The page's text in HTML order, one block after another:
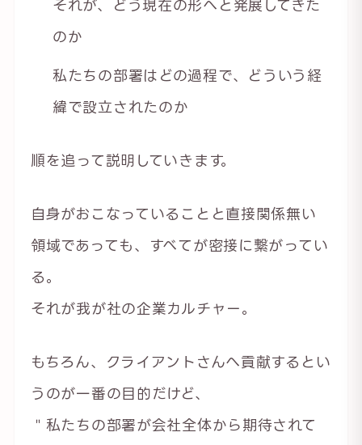
それが、どう現在の形へと発展してきた
のか
私たちの部署はどの過程で、どういう経
緯で設立されたのか
順を追って説明していきます。
自身がおこなっていることと直接関係無い
領域であっても、すべてが密接に繋がってい
る。
それが我が社の企業カルチャー。
もちろん、クライアントさんへ貢献するとい
うのが一番の目的だけど、
＂私たちの部署が会社全体から期待されて